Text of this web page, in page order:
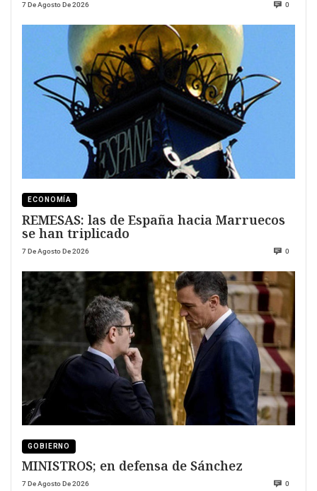
7 De Agosto De 2026 0
ECONOMÍA
REMESAS: las de España hacia Marruecos
se han triplicado
7 De Agosto De 2026 0
GOBIERNO
MINISTROS; en defensa de Sánchez
7 De Agosto De 2026 0